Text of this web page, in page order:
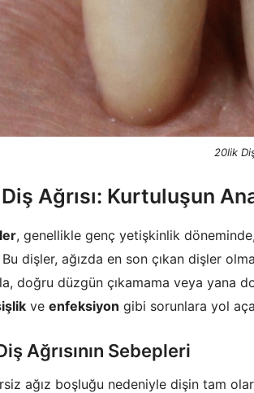
20lik
Ağrısı: Kurtuluşun
, genellikle genç yetişkinlik
dişler, ağızda en son çıkan dişler
doğru düzgün çıkamama veya yana
ve enfeksiyon gibi sorunlara yol
Ağrısının Sebepleri
ağız boşluğu nedeniyle dişin tam